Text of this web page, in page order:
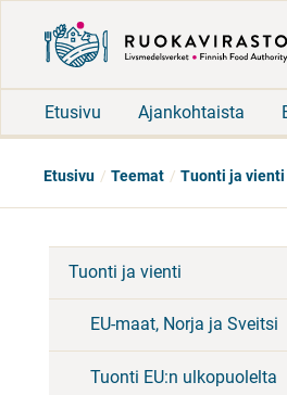
Etusivu
Ajankohtaista
Etusivu Teemat Tuonti ja vienti
Tuonti ja vienti
EU-maat, Norja ja Sveitsi
Tuonti EU:n ulkopuolelta